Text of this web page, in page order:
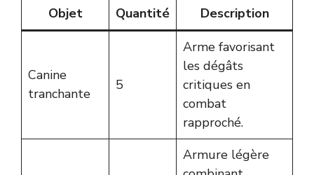
Objet Quantité Description
Canine
tranchante
5
Arme favorisant
les dégâts
critiques en
combat
rapproché.
Armure légère